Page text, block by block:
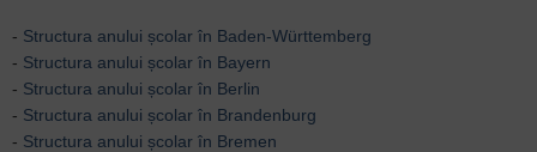
- Structura anului școlar în Baden-Württemberg
- Structura anului școlar în Bayern
- Structura anului școlar în Berlin
- Structura anului școlar în Brandenburg
- Structura anului școlar în Bremen